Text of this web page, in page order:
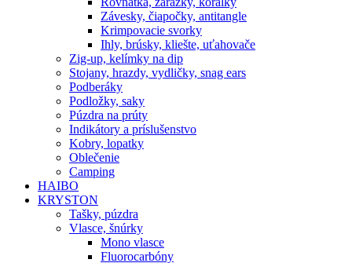
Závesky, čiapočky, antitangle
Krimpovacie svorky
Ihly, brúsky, kliešte, uťahovače
Zig-up, kelímky na dip
Stojany, hrazdy, vydličky, snag ears
Podberáky
Podložky, saky
Púzdra na prúty
Indikátory a príslušenstvo
Kobry, lopatky
Oblečenie
Camping
HAIBO
KRYSTON
Tašky, púzdra
Vlasce, šnúrky
Mono vlasce
Fluorocarbóny